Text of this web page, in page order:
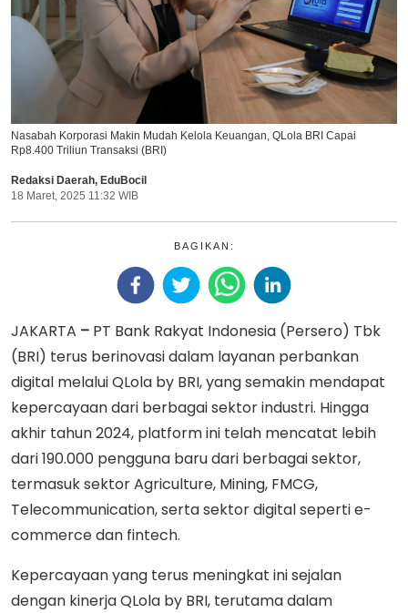
Ikuti Kami di:
Nasabah Korporasi Makin Mudah Kelola Keuangan, QLola BRI Capai
Rp8.400 Triliun Transaksi (BRI)
Redaksi Daerah, EduBocil
18 Maret, 2025 11:32 WIB
BAGIKAN:
JAKARTA – PT Bank Rakyat Indonesia (Persero) Tbk
(BRI) terus berinovasi dalam layanan perbankan
digital melalui QLola by BRI, yang semakin mendapat
kepercayaan dari berbagai sektor industri. Hingga
akhir tahun 2024, platform ini telah mencatat lebih
dari 190.000 pengguna baru dari berbagai sektor,
termasuk sektor Agriculture, Mining, FMCG,
Telecommunication, serta sektor digital seperti e-
commerce dan fintech.
Kepercayaan yang terus meningkat ini sejalan
dengan kinerja QLola by BRI, terutama dalam